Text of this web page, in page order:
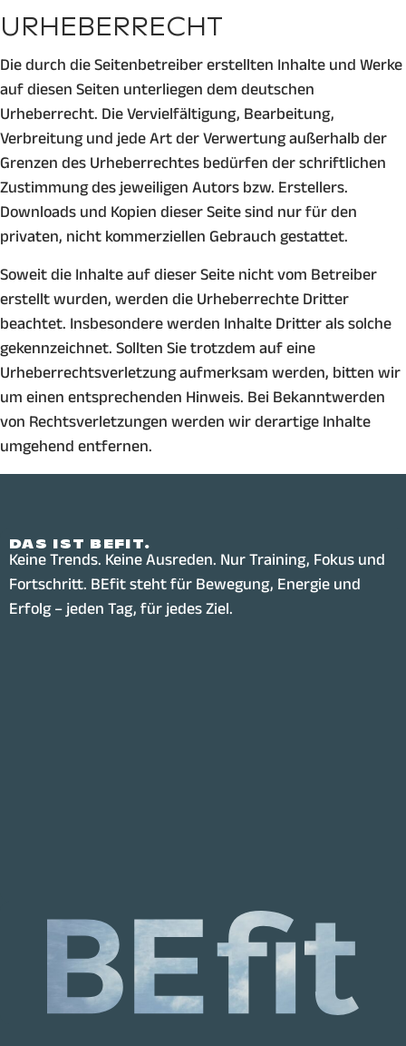
URHEBERRECHT
Die durch die Seitenbetreiber erstellten Inhalte und Werke
auf diesen Seiten unterliegen dem deutschen
Urheberrecht. Die Vervielfältigung, Bearbeitung,
Verbreitung und jede Art der Verwertung außerhalb der
Grenzen des Urheberrechtes bedürfen der schriftlichen
Zustimmung des jeweiligen Autors bzw. Erstellers.
Downloads und Kopien dieser Seite sind nur für den
privaten, nicht kommerziellen Gebrauch gestattet.
Soweit die Inhalte auf dieser Seite nicht vom Betreiber
erstellt wurden, werden die Urheberrechte Dritter
beachtet. Insbesondere werden Inhalte Dritter als solche
gekennzeichnet. Sollten Sie trotzdem auf eine
Urheberrechtsverletzung aufmerksam werden, bitten wir
um einen entsprechenden Hinweis. Bei Bekanntwerden
von Rechtsverletzungen werden wir derartige Inhalte
umgehend entfernen.
DAS IST BEFIT.
Keine Trends. Keine Ausreden. Nur Training, Fokus und
Fortschritt. BEfit steht für Bewegung, Energie und
Erfolg – jeden Tag, für jedes Ziel.